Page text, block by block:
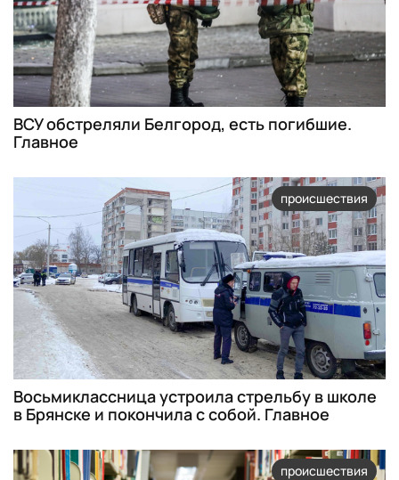
ВСУ обстреляли Белгород, есть погибшие.
Главное
происшествия
Восьмиклассница устроила стрельбу в школе
в Брянске и покончила с собой. Главное
происшествия